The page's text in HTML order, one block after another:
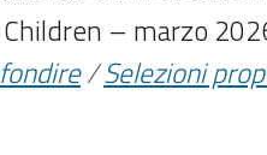
– marzo
/Selezioni